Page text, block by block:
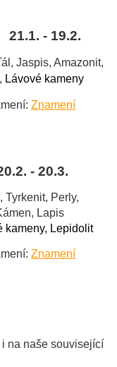
- 19.2.
Jaspis, Amazonit,
Lávové kameny
Znamení
- 20.3.
Perly,
Lapis
kameny, Lepidolit
Znamení
na naše související